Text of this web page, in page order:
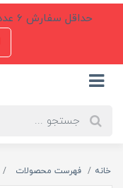
حداقل سفارش 6 عدد با انتخاب شما-هزینه ارسال رایگان
خانه فهرست محصولات